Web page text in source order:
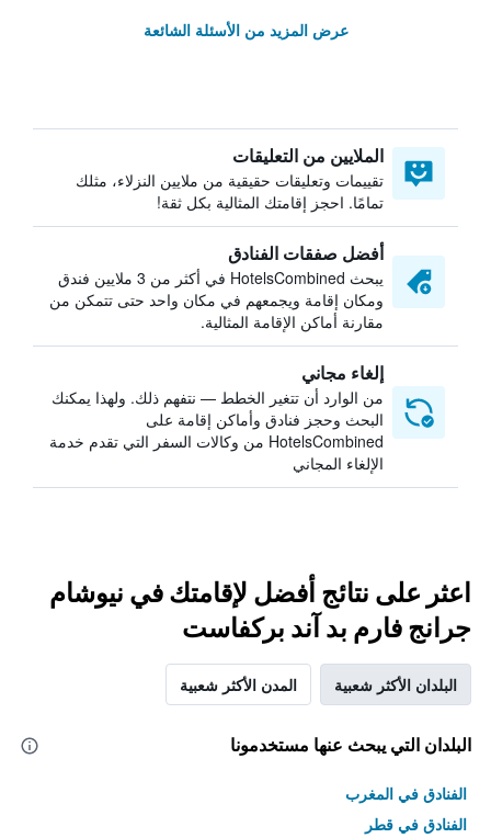
عرض المزيد من الأسئلة الشائعة
الملايين من التعليقات
تقييمات وتعليقات حقيقية من ملايين النزلاء، مثلك
تمامًا. احجز إقامتك المثالية بكل ثقة!
أفضل صفقات الفنادق
يبحث HotelsCombined في أكثر من 3 ملايين فندق
ومكان إقامة ويجمعهم في مكان واحد حتى تتمكن من
مقارنة أماكن الإقامة المثالية.
إلغاء مجاني
من الوارد أن تتغير الخطط — نتفهم ذلك. ولهذا يمكنك
البحث وحجز فنادق وأماكن إقامة على
HotelsCombined من وكالات السفر التي تقدم خدمة
الإلغاء المجاني
اعثر على نتائج أفضل لإقامتك في نيوشام
جرانج فارم بد آند بركفاست
البلدان الأكثر شعبية المدن الأكثر شعبية
البلدان التي يبحث عنها مستخدمونا
الفنادق في المغرب
الفنادق في قطر